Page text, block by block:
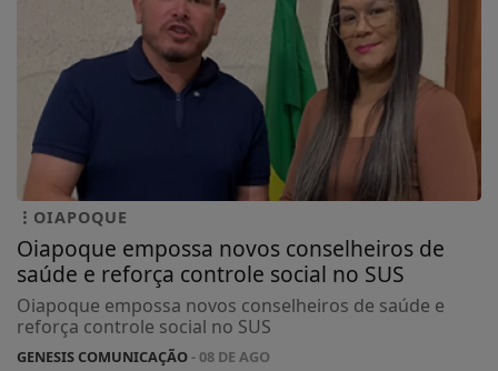
OIAPOQUE
Oiapoque empossa novos conselheiros de
saúde e reforça controle social no SUS
Oiapoque empossa novos conselheiros de saúde e
reforça controle social no SUS
GENESIS COMUNICAÇÃO- 08 DE AGO